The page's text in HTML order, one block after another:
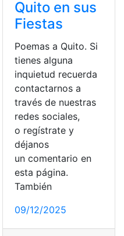
Quito en sus
Fiestas
Poemas a Quito. Si
tienes alguna
inquietud recuerda
contactarnos a
través de nuestras
redes sociales,
o regístrate y
déjanos
un comentario en
esta página.
También
09/12/2025